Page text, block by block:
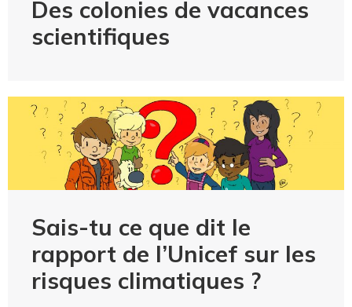
Des colonies de vacances
scientifiques
Sais-tu ce que dit le
rapport de l’Unicef sur les
risques climatiques ?